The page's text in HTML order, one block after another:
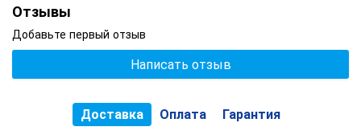
Отзывы
Добавьте первый отзыв
Написать отзыв
Доставка Оплата Гарантия